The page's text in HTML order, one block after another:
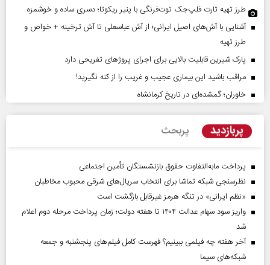
طرز تهیه تارت فلپ‌جک توت‌فرنگی با پنیر ریکوتا؛ دسری ساده و خوشمزه
آشنایی با آش‌های اصیل ایرانی؛ از آش عباسعلی تا آش ترخینه + خواص و
طرز تهیه
پارک شیرین قابلیت‌ بالایی برای اجرای پروژهای تفریحی دارد
مراقب باشید این بیماری عجیب و غریب را از کنه نگیرید!
خاوران؛ گمشده‌ای در تاریخ کرمانشاه
پربازدید پربحث
پرداخت مابه‌التفاوت حقوق بازنشستگان تأمین اجتماعی
نظرسنجی شبکه تماشا برای انتخاب سریال‌های شرقی محبوب مخاطبان
«نظم ایرانی» در تنگه هرمز غیرقابل بازگشت است
واریز سود سهام عدالت ۱۴۰۴ تا هفته دولت؛ زمان پرداخت مرحله دوم اعلام
شد
آخر هفته چه فیلمی ببینیم؟ فهرست کامل فیلم‌های پنجشنبه و جمعه
شبکه‌های سیما